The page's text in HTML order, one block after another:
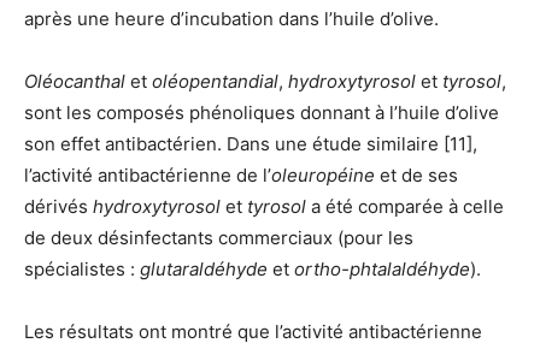
après une heure d’incubation dans l’huile d’olive.
Oléocanthal et oléopentandial, hydroxytyrosol et tyrosol,
sont les composés phénoliques donnant à l’huile d’olive
son effet antibactérien. Dans une étude similaire [11],
l’activité antibactérienne de l’oleuropéine et de ses
dérivés hydroxytyrosol et tyrosol a été comparée à celle
de deux désinfectants commerciaux (pour les
spécialistes : glutaraldéhyde et ortho-phtalaldéhyde).
Les résultats ont montré que l’activité antibactérienne